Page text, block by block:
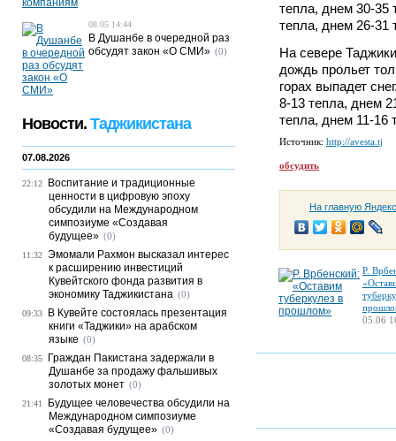
тепла, днем 30-35
тепла, днем 26-31
На севере
дождь прольет
горах выпадет
8-13 тепла, днем
тепла, днем 11-16
Источник: http://avesta.tj
обсудить
На главную
Р.
05.06
08.05 14:44
В Душанбе в очередной раз
обсудят закон «О СМИ» (0)
Новости. Таджикистана
07.08.2026
22:12
Воспитание и традиционные
ценности в цифровую эпоху
обсудили на Международном
симпозиуме «Создавая
будущее» (0)
11:32 Эмомали Рахмон высказал интерес
к расширению инвестиций
Кувейтского фонда развития в
экономику Таджикистана (0)
09:33
В Кувейте состоялась презентация
книги «Таджики» на арабском
языке (0)
08:35
Граждан Пакистана задержали в
Душанбе за продажу фальшивых
золотых монет (0)
21:41
Будущее человечества обсудили на
Международном симпозиуме
«Создавая будущее» (0)